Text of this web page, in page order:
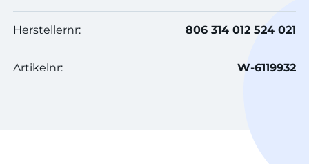
Herstellernr: 806 314 012 524 021
Artikelnr: W-6119932